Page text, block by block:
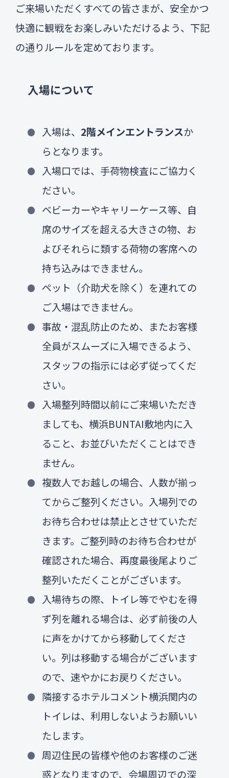
ご来場いただくすべての皆さまが、安全かつ
快適に観戦をお楽しみいただけるよう、下記
の通りルールを定めております。
入場について
入場は、 2階メインエントランスか
らとなります。
入場口では、手荷物検査にご協力く
ださい。
ベビーカーやキャリーケース等、自
席のサイズを超える大きさの物、お
よびそれらに類する荷物の客席への
持ち込みはできません。
ペット（介助犬を除く）を連れての
ご入場はできません。
事故・混乱防止のため、またお客様
全員がスムーズに入場できるよう、
スタッフの指示には必ず従ってくだ
さい。
入場整列時間以前にご来場いただき
ましても、横浜BUNTAI敷地内に入
ること、お並びいただくことはでき
ません。
複数人でお越しの場合、人数が揃っ
てからご整列ください。入場列での
お待ち合わせは禁止とさせていただ
きます。ご整列時のお待ち合わせが
確認された場合、再度最後尾よりご
整列いただくことがございます。
入場待ちの際、トイレ等でやむを得
ず列を離れる場合は、必ず前後の人
に声をかけてから移動してくださ
い。列は移動する場合がございます
ので、速やかにお戻りください。
隣接するホテルコメント横浜関内の
トイレは、利用しないようお願いい
たします。
周辺住民の皆様や他のお客様のご迷
惑となりますので、会場周辺での深